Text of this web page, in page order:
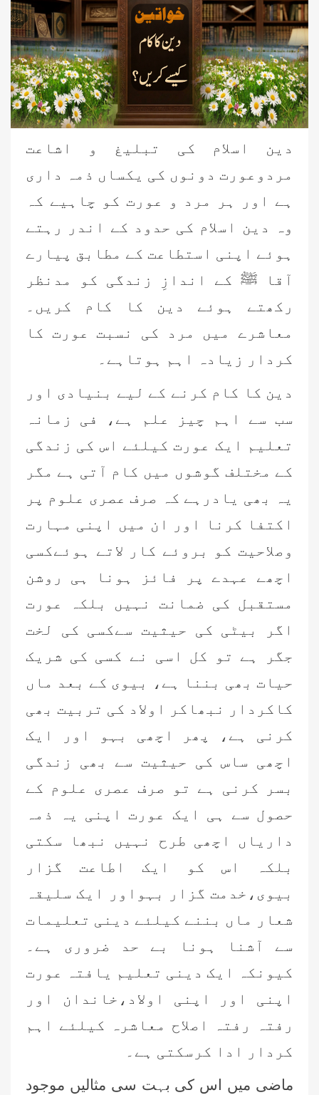
دین اسلام کی تبلیغ و اشاعت
مردوعورت دونوں کی یکساں ذمہ داری
ہے اور ہر مرد و عورت کو چاہیے کہ
وہ دین اسلام کی حدود کے اندر رہتے
ہوئے اپنی استطاعت کے مطابق پیارے
آقا ﷺ کے اندازِ زندگی کو مدنظر
رکھتے ہوئے دین کا کام کریں۔
معاشرے میں مرد کی نسبت عورت کا
کردار زیادہ اہم ہوتاہے۔
دین کا کام کرنے کے لیے بنیادی اور
سب سے اہم چیز علم ہے، فی زمانہ
تعلیم ایک عورت کیلئے اس کی زندگی
کے مختلف گوشوں میں کام آتی ہے مگر
یہ بھی یادرہے کہ صرف عصری علوم پر
اکتفا کرنا اور ان میں اپنی مہارت
وصلاحیت کو بروئے کار لاتے ہوئےکسی
اچھے عہدے پر فائز ہونا ہی روشن
مستقبل کی ضمانت نہیں بلکہ عورت
اگر بیٹی کی حیثیت سےکسی کی لخت
جگر ہے تو کل اسی نے کسی کی شریک
حیات بھی بننا ہے، بیوی کے بعد ماں
کاکردار نبھاکر اولاد کی تربیت بھی
کرنی ہے، پھر اچھی بہو اور ایک
اچھی ساس کی حیثیت سے بھی زندگی
بسر کرنی ہے تو صرف عصری علوم کے
حصول سے ہی ایک عورت اپنی یہ ذمہ
داریاں اچھی طرح نہیں نبھا سکتی
بلکہ اس کو ایک اطاعت گزار
بیوی،خدمت گزار بہواور ایک سلیقہ
شعار ماں بننے کیلئے دینی تعلیمات
سے آشنا ہونا بے حد ضروری ہے۔
کیونکہ ایک دینی تعلیم یافتہ عورت
اپنی اور اپنی اولاد،خاندان اور
رفتہ رفتہ اصلاح معاشرہ کیلئے اہم
کردار ادا کرسکتی ہے۔
ماضی میں اس کی بہت سی مثالیں موجود